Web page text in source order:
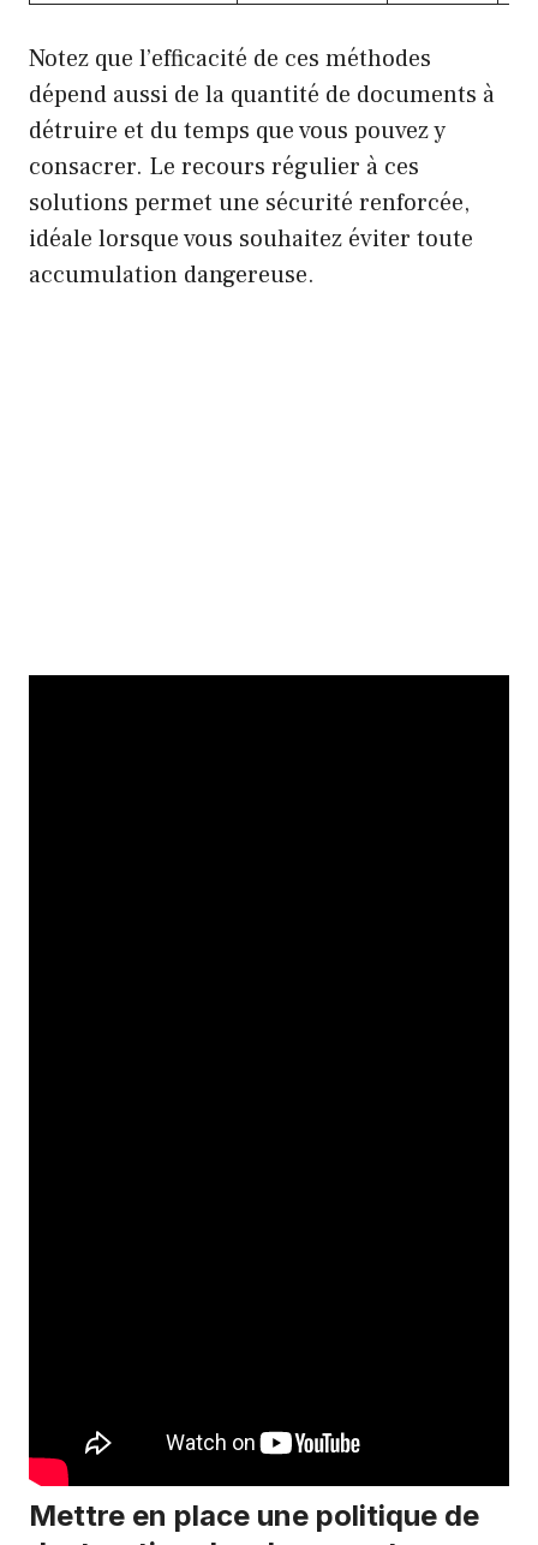
Notez que l’efficacité de ces méthodes
dépend aussi de la quantité de documents à
détruire et du temps que vous pouvez y
consacrer. Le recours régulier à ces
solutions permet une sécurité renforcée,
idéale lorsque vous souhaitez éviter toute
accumulation dangereuse.
Mettre en place une politique de